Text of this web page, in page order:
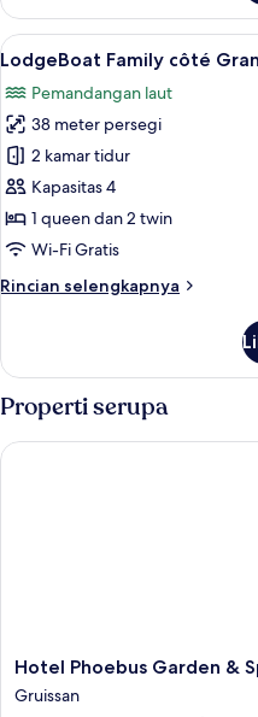
LodgeBoat
côté
Grand
Large
Lihat
semua
foto
untuk
LodgeBoat
Family
côté
Grand
19
LodgeBoat Family côté
Pemandangan laut
38 meter persegi
2 kamar tidur
Kapasitas 4
1 queen dan 2 twin
Wi-Fi Gratis
Rincian selengkapnya
Rincian
LodgeBoat
Family
côté
Grand
Large
Properti serupa
Hotel
Phoebus
Garden
Hotel Phoebus Garden &
Gruissan
Hotel Phoebus Garden & Spa